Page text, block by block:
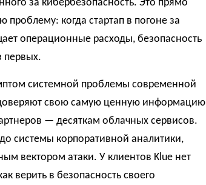
за кибербезопасность. Это прямо
проблему: когда стартап в погоне за
операционные расходы, безопасность
первых.
системной проблемы современной
свою самую ценную информацию
— десяткам облачных сервисов.
системы корпоративной аналитики,
вектором атаки. У клиентов Klue нет
верить в безопасность своего